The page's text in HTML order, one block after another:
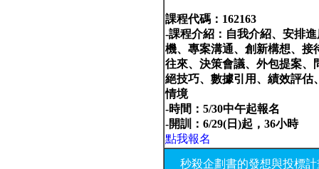
課程代碼：162163
-課程介紹：自我介紹、安排
機、專案溝通、創新構想、接
往來、決策會議、外包提案、
絕技巧、數據引用、績效評估
情境
-時間：5/30中午起報名
-開訓：6/29(日)起，36小時
點我報名
秒殺企劃書的發想與投標